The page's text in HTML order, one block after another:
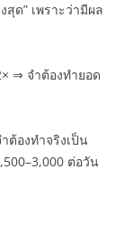
สุด” เพราะว่ามีผล
⇒ จำต้องทำยอด
ต้องทำจริงเป็น
ต่อวัน